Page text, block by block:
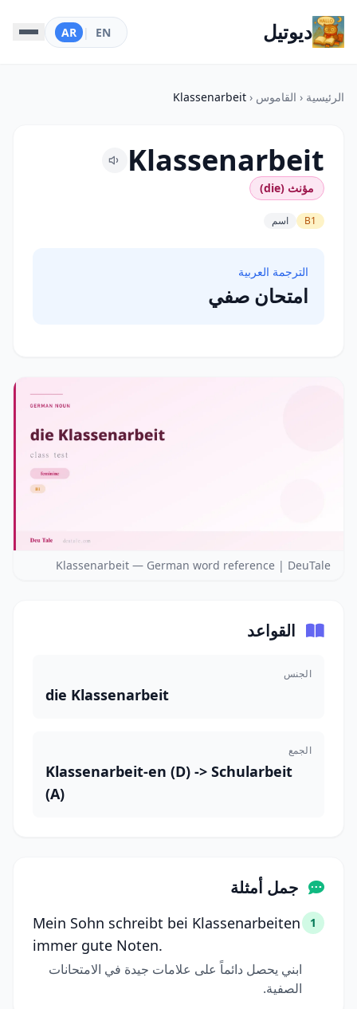
ديوتيل EN
|
AR
الرئيسية ‹ القاموس ‹
Klassenarbeit
Klassenarbeit
مؤنث (die)
B1 اسم
الترجمة العربية
امتحان صفي
Klassenarbeit — German word reference | DeuTale
القواعد
الجنس
die Klassenarbeit
الجمع
Klassenarbeit-en (D) -> Schularbeit
(A)
جمل أمثلة
1
Mein Sohn schreibt bei Klassenarbeiten
immer gute Noten.
ابني يحصل دائماً على علامات جيدة في الامتحانات
الصفية.